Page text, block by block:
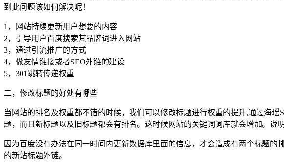
到此问题该如何解决呢！
1，网站持续更新用户想要的内容
2，引导用户百度搜索其品牌词进入网站
3，通过引流推广的方式
4，做友情链接或者SEO外链的建设
5，301跳转传递权重
二，修改标题的好处有哪些
当网站的排名及权重都不错的时候，我们可以修改标题进行权重的提升,通过海
题，而且新标题以及旧标题都会有排名。这时候网站的关键词词库就会增加。说
因为百度没有办法在同一时间内更新数据库里面的信息，才会造成有两个标题
的新站标题外链。